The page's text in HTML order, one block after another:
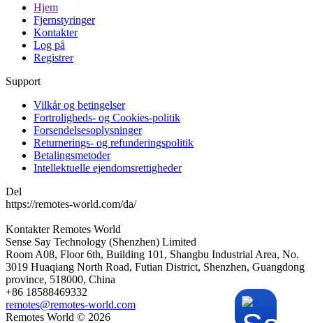
Hjem
Fjernstyringer
Kontakter
Log på
Registrer
Support
Vilkår og betingelser
Fortroligheds- og Cookies-politik
Forsendelsesoplysninger
Returnerings- og refunderingspolitik
Betalingsmetoder
Intellektuelle ejendomsrettigheder
Del
https://remotes-world.com/da/
Kontakter Remotes World
Sense Say Technology (Shenzhen) Limited
Room A08, Floor 6th, Building 101, Shangbu Industrial Area, No.
3019 Huaqiang North Road, Futian District, Shenzhen, Guangdong
province, 518000, China
+86 18588469332
remotes@remotes-world.com
Remotes World © 2026